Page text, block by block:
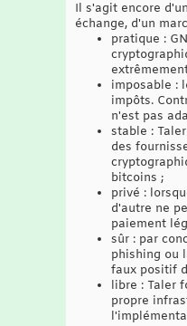
Il s'agit encore
échange, d'un
pratique :
imposable :
impôts.
n'est pas
stable :
des
bitcoins ;
privé :
d'autre ne
paiement
sûr : par
phishing ou
faux positif
libre : Taler
propre